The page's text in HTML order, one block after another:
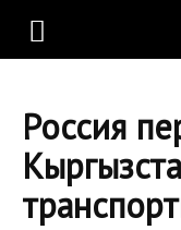
KLOOP.KG
Новости
Россия